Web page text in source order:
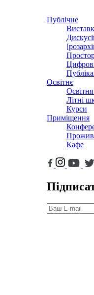
Публічне
Освітнє
Літні
Курси
Приміщення
Кафе